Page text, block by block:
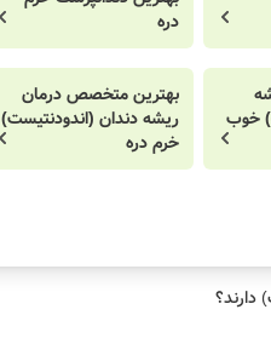
دره
خوب
بهترین متخصص درمان
ریشه دندان (اندودنتیست)
خرم دره